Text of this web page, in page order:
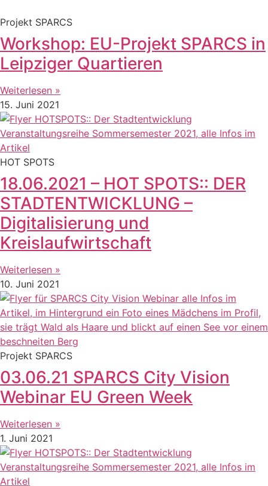
Projekt SPARCS
Workshop: EU-Projekt SPARCS in
Leipziger Quartieren
Weiterlesen »
15. Juni 2021
HOT SPOTS
18.06.2021 – HOT SPOTS:: DER
STADTENTWICKLUNG –
Digitalisierung und
Kreislaufwirtschaft
Weiterlesen »
10. Juni 2021
Projekt SPARCS
03.06.21 SPARCS City Vision
Webinar EU Green Week
Weiterlesen »
1. Juni 2021